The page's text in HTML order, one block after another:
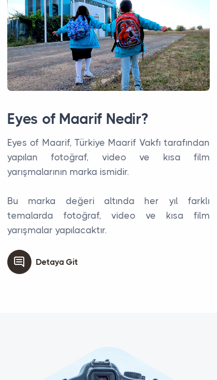
Eyes of Maarif Nedir?
Eyes of Maarif, Türkiye Maarif Vakfı tarafından
yapılan fotoğraf, video ve kısa film
yarışmalarının marka ismidir.
Bu marka değeri altında her yıl farklı
temalarda fotoğraf, video ve kısa film
yarışmalar yapılacaktır.
Detaya Git